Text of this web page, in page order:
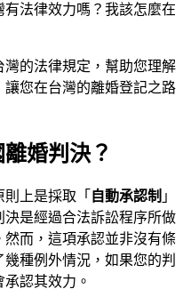
法律效力嗎？我該怎麼在
的法律規定，幫助您理解
您在台灣的離婚登記之路
婚判決？
上是採取「 自動承認制 」
是經過合法訴訟程序所做
而，這項承認並非沒有條
種例外情況，如果您的判
認其效力。